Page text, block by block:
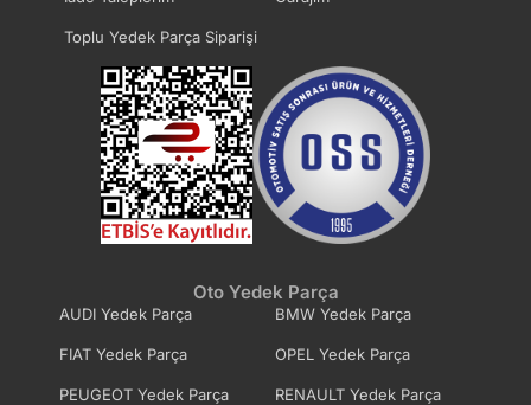
Toplu Yedek Parça Siparişi
Oto Yedek Parça
AUDI Yedek Parça BMW Yedek Parça
FIAT Yedek Parça OPEL Yedek Parça
PEUGEOT Yedek Parça RENAULT Yedek Parça